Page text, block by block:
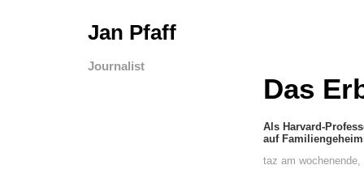
Jan Pfaff
Journalist
Das
Als Harvard-
auf
taz am wochenende,